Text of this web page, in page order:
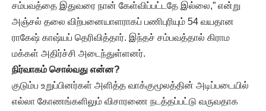
சம்பவத்தை இதுவரை நான் கேள்விப்பட்டதே இல்லை,” என்று
அஞ்சல் தலை விற்பனையாளராகப் பணிபுரியும் 54 வயதான
ராகேஷ் காஷ்யப் தெரிவித்தார். இந்தச் சம்பவத்தால் கிராம
மக்கள் அதிர்ச்சி அடைந்துள்ளனர்.
நிர்வாகம் சொல்வது என்ன?
குடும்ப உறுப்பினர்கள் அளித்த வாக்குமூலத்தின் அடிப்படையில்
எல்லா கோணங்களிலும் விசாரணை நடத்தப்பட்டு வருவதாக